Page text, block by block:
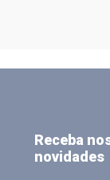
Receba
novidades